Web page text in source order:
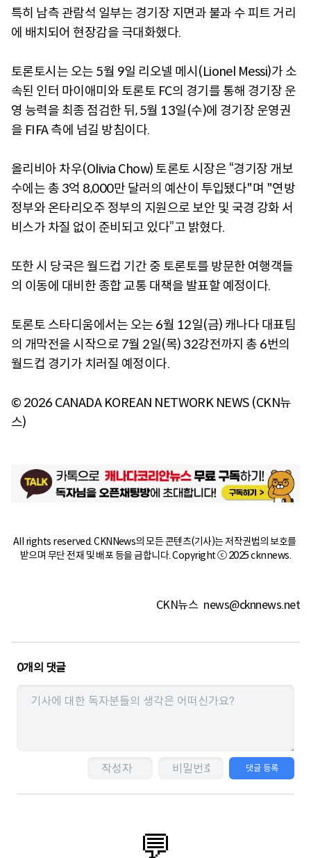
특히 남측 관람석 일부는 경기장 지면과 불과 수 피트 거리
에 배치되어 현장감을 극대화했다.
토론토시는 오는 5월 9일 리오넬 메시(Lionel Messi)가 소
속된 인터 마이애미와 토론토 FC의 경기를 통해 경기장 운
영 능력을 최종 점검한 뒤, 5월 13일(수)에 경기장 운영권
을 FIFA 측에 넘길 방침이다.
올리비아 차우(Olivia Chow) 토론토 시장은 “경기장 개보
수에는 총 3억 8,000만 달러의 예산이 투입됐다"며 "연방
정부와 온타리오주 정부의 지원으로 보안 및 국경 강화 서
비스가 차질 없이 준비되고 있다”고 밝혔다.
또한 시 당국은 월드컵 기간 중 토론토를 방문한 여행객들
의 이동에 대비한 종합 교통 대책을 발표할 예정이다.
토론토 스타디움에서는 오는 6월 12일(금) 캐나다 대표팀
의 개막전을 시작으로 7월 2일(목) 32강전까지 총 6번의
월드컵 경기가 치러질 예정이다.
© 2026 CANADA KOREAN NETWORK NEWS (CKN뉴
스)
All rights reserved. CKNNews의 모든 콘텐츠(기사)는 저작권법의 보호를
받으며 무단 전재 및 배포 등을 금합니다. Copyright ⓒ 2025 cknnews.
CKN뉴스 news@cknnews.net
0개의 댓글
댓글 등록
💬